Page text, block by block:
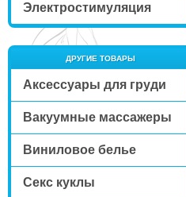
Электростимуляция
ДРУГИЕ ТОВАРЫ
Аксессуары для груди
Вакуумные массажеры
Виниловое белье
Секс куклы